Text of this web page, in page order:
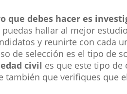
que debes hacer es
hallar al mejor
y reunirte con cada
de selección es el tipo de
civil es que este tipo
también que verifiques que